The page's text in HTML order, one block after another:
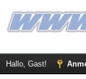
Hallo, Gast!